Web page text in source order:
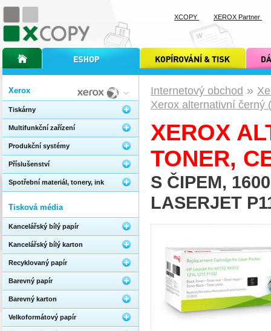
Internetový obchod »
Xerox alternativní černý
XEROX
TONER,
S ČIPEM,
LASERJET
Xerox
Tiskárny
Multifunkční zařízení
Produkční systémy
Příslušenství
Spotřební materiál, tonery, ink
Tisková média
Kancelářský bílý papír
Kancelářský bílý karton
Recyklovaný papír
Barevný papír
Barevný karton
Velkoformátový papír
úvodní stránka xcopyinternetový obchod xcopy kopírování a tisk xcopy dárkové
XCOPY XEROX Partner